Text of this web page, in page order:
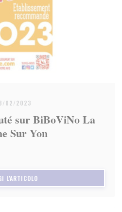
02/2023
sur BiBoViNo La
Sur Yon
L'ARTICOLO((APRE UNA NUOVA